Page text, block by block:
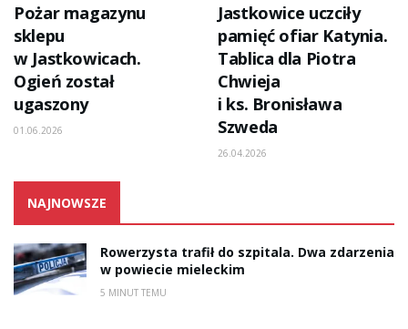
Pożar magazynu
sklepu
w Jastkowicach.
Ogień został
ugaszony
01.06.2026
Jastkowice uczciły
pamięć ofiar Katynia.
Tablica dla Piotra
Chwieja
i ks. Bronisława
Szweda
26.04.2026
NAJNOWSZE
Rowerzysta trafił do szpitala. Dwa zdarzenia
w powiecie mieleckim
5 MINUT TEMU